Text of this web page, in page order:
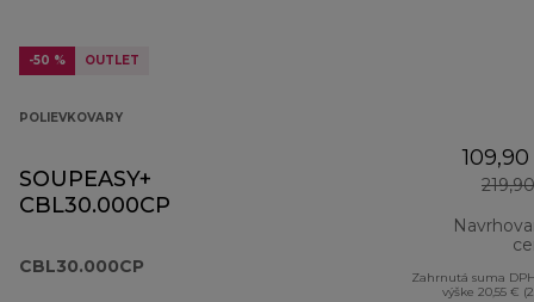
-50 % OUTLET
POLIEVKOVARY
SOUPEASY+
CBL30.000CP
CBL30.000CP
Zahrnutá suma
výške 20,55 €